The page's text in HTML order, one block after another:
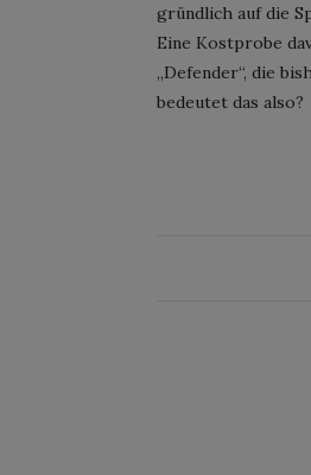
gründlich auf die
Eine Kostprobe
„Defender“, die
bedeutet das also?